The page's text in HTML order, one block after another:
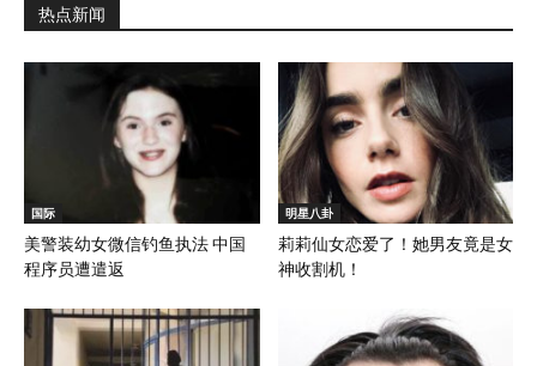
热点新闻
国际
美警装幼女微信钓鱼执法 中国
程序员遭遣返
明星八卦
莉莉仙女恋爱了！她男友竟是女
神收割机！